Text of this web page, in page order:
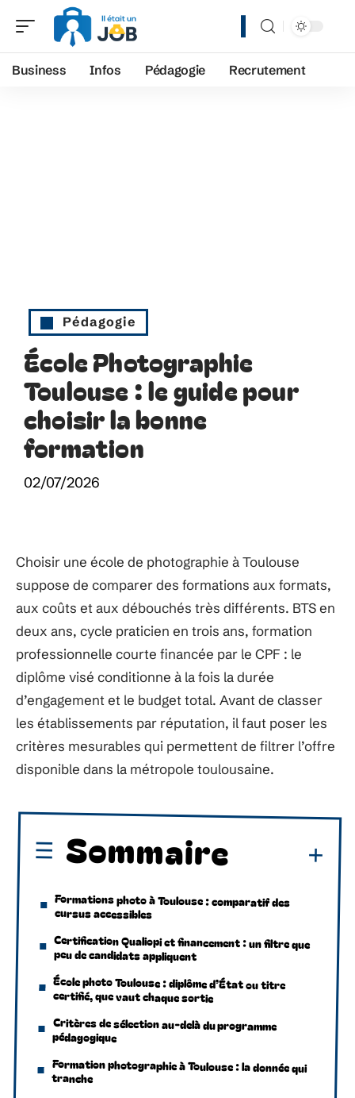
Business Infos Pédagogie Recrutement
Pédagogie
École Photographie
Toulouse : le guide pour
choisir la bonne
formation
02/07/2026
Choisir une école de photographie à Toulouse
suppose de comparer des formations aux formats,
aux coûts et aux débouchés très différents. BTS en
deux ans, cycle praticien en trois ans, formation
professionnelle courte financée par le CPF : le
diplôme visé conditionne à la fois la durée
d’engagement et le budget total. Avant de classer
les établissements par réputation, il faut poser les
critères mesurables qui permettent de filtrer l’offre
disponible dans la métropole toulousaine.
Sommaire
Formations photo à Toulouse : comparatif des
cursus accessibles
Certification Qualiopi et financement : un filtre que
peu de candidats appliquent
École photo Toulouse : diplôme d’État ou titre
certifié, que vaut chaque sortie
Critères de sélection au-delà du programme
pédagogique
Formation photographie à Toulouse : la donnée qui
tranche